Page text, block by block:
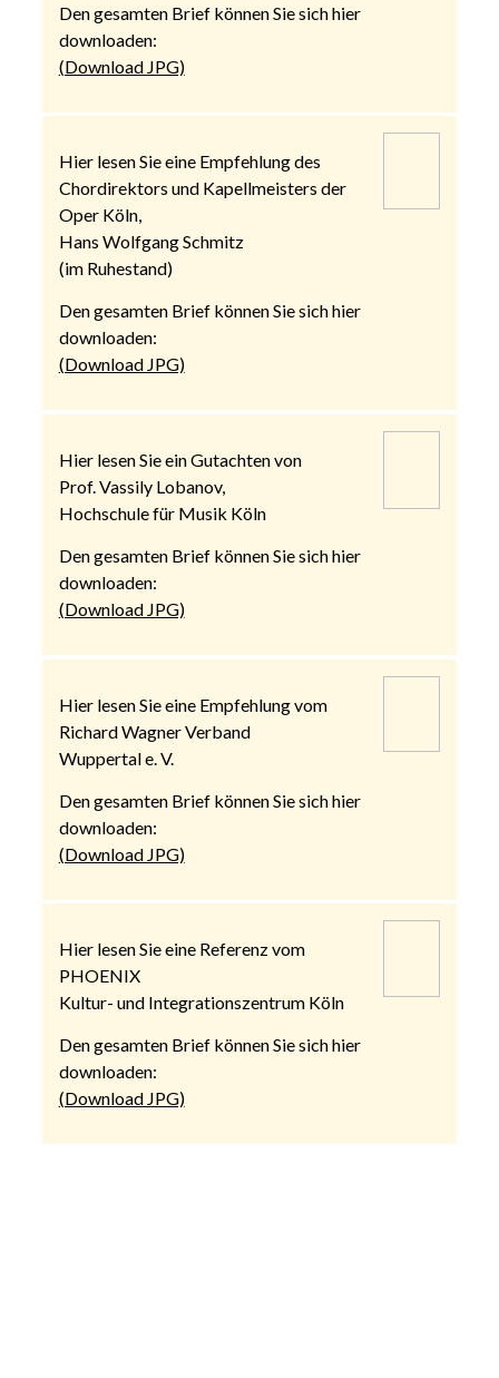
Den gesamten Brief können Sie sich hier
downloaden:
(Download JPG)
Hier lesen Sie eine Empfehlung des
Chordirektors und Kapellmeisters der
Oper Köln,
Hans Wolfgang Schmitz
(im Ruhestand)
Den gesamten Brief können Sie sich hier
downloaden:
(Download JPG)
Hier lesen Sie ein Gutachten von
Prof. Vassily Lobanov,
Hochschule für Musik Köln
Den gesamten Brief können Sie sich hier
downloaden:
(Download JPG)
Hier lesen Sie eine Empfehlung vom
Richard Wagner Verband
Wuppertal e. V.
Den gesamten Brief können Sie sich hier
downloaden:
(Download JPG)
Hier lesen Sie eine Referenz vom
PHOENIX
Kultur- und Integrationszentrum Köln
Den gesamten Brief können Sie sich hier
downloaden:
(Download JPG)